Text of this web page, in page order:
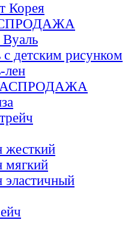
Корея
Вуаль
с детским рисунком
лен
РАСПРОДАЖА
жесткий
мягкий
элаcтичный